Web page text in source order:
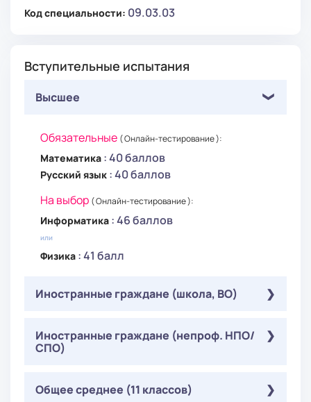
Код специальности: 09.03.03
Вступительные испытания
Высшее
Обязательные ( Онлайн-тестирование ):
Математика : 40 баллов
Русский язык : 40 баллов
На выбор ( Онлайн-тестирование ):
Информатика : 46 баллов
или
Физика : 41 балл
Иностранные граждане (школа, ВО)
Обязательные( Онлайн-тестирование ):
Математика
На выбор( Онлайн-тестирование ):
Иностранные граждане (непроф. НПО/
СПО)
Обязательные( Онлайн-тестирование ):
Общее среднее (11 классов)